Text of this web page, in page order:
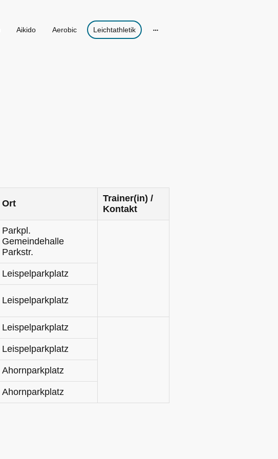
Aikido Aerobic Leichtathletik
Ort
Trainer(in) /
Kontakt
Parkpl.
Gemeindehalle
Parkstr.
Leispelparkplatz
Leispelparkplatz
Leispelparkplatz
Leispelparkplatz
Ahornparkplatz
Ahornparkplatz